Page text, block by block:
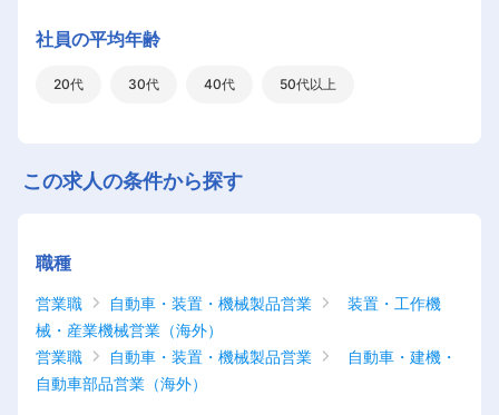
社員の平均年齢
20代 30代 40代 50代以上
この求人の条件から探す
職種
営業職 自動車・装置・機械製品営業
装置・工作機
械・産業機械営業（海外）
営業職
自動車・装置・機械製品営業
自動車・建機・
自動車部品営業（海外）